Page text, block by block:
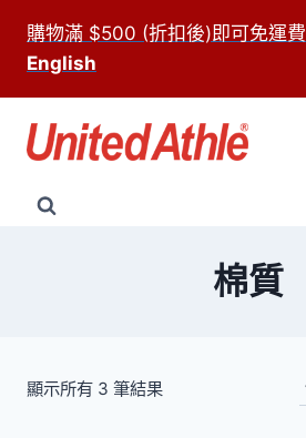
content
購物滿 $500 (折扣後)即可免運費
English
棉質
顯示所有 3 筆結果依